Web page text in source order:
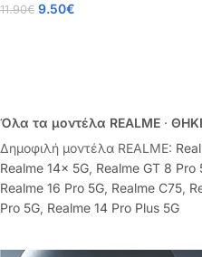
11.90€ 9.50€
Όλα τα μοντέλα REALME ·
Δημοφιλή μοντέλα REALME:
Realme 14x 5G, Realme GT 8 Pro
Realme 16 Pro 5G, Realme C75,
Pro 5G, Realme 14 Pro Plus 5G